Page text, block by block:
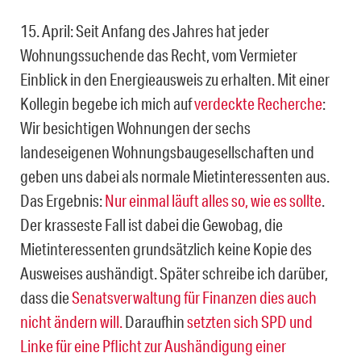
15. April: Seit Anfang des Jahres hat jeder
Wohnungssuchende das Recht, vom Vermieter
Einblick in den Energieausweis zu erhalten. Mit einer
Kollegin begebe ich mich aufverdeckte Recherche:
Wir besichtigen Wohnungen der sechs
landeseigenen Wohnungsbaugesellschaften und
geben uns dabei als normale Mietinteressenten aus.
Das Ergebnis:Nur einmal läuft alles so, wie es sollte.
Der krasseste Fall ist dabei die Gewobag, die
Mietinteressenten grundsätzlich keine Kopie des
Ausweises aushändigt. Später schreibe ich darüber,
dass dieSenatsverwaltung für Finanzen dies auch
nicht ändern will.Daraufhinsetzten sich SPD und
Linke für eine Pflicht zur Aushändigung einer